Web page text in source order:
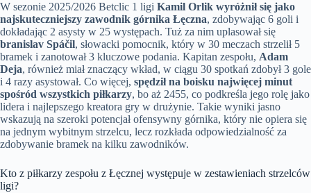
W sezonie 2025/2026 Betclic 1 ligi Kamil Orlik wyróżnił się jako
najskuteczniejszy zawodnik górnika Łęczna, zdobywając 6 goli i
dokładając 2 asysty w 25 występach. Tuż za nim uplasował się
branislav Spáčil, słowacki pomocnik, który w 30 meczach strzelił 5
bramek i zanotował 3 kluczowe podania. Kapitan zespołu, Adam
Deja, również miał znaczący wkład, w ciągu 30 spotkań zdobył 3 gole
i 4 razy asystował. Co więcej, spędził na boisku najwięcej minut
spośród wszystkich piłkarzy, bo aż 2455, co podkreśla jego rolę jako
lidera i najlepszego kreatora gry w drużynie. Takie wyniki jasno
wskazują na szeroki potencjał ofensywny górnika, który nie opiera się
na jednym wybitnym strzelcu, lecz rozkłada odpowiedzialność za
zdobywanie bramek na kilku zawodników.
Kto z piłkarzy zespołu z Łęcznej występuje w zestawieniach strzelców
ligi?